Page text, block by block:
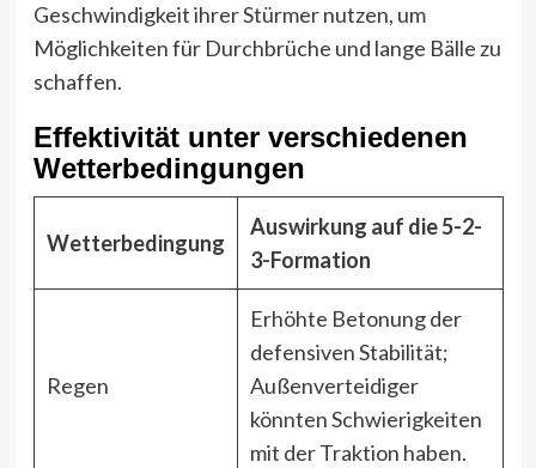
Geschwindigkeit ihrer Stürmer nutzen, um
Möglichkeiten für Durchbrüche und lange Bälle zu
schaffen.
Effektivität unter verschiedenen
Wetterbedingungen
Wetterbedingung
Auswirkung auf die 5-2-
3-Formation
Regen
Erhöhte Betonung der
defensiven Stabilität;
Außenverteidiger
könnten Schwierigkeiten
mit der Traktion haben.